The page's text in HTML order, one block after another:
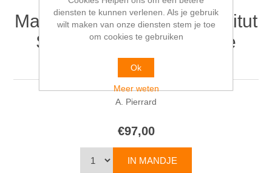
Maritimes. Professé à l'Institut
Supérieur de Commerce
d'Anvers
A. Pierrard
€97,00
diensten te kunnen verlenen. Als je gebruik
wilt maken van onze diensten stem je toe
om cookies te gebruiken
Ok
Meer weten